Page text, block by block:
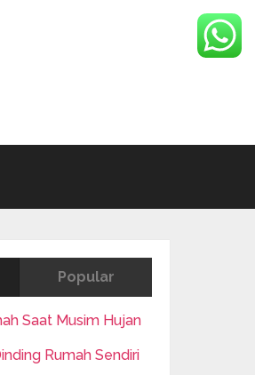
Popular
Saat Musim Hujan
Rumah Sendiri